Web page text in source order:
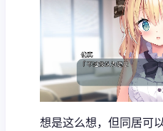
想是这么想，但同居可